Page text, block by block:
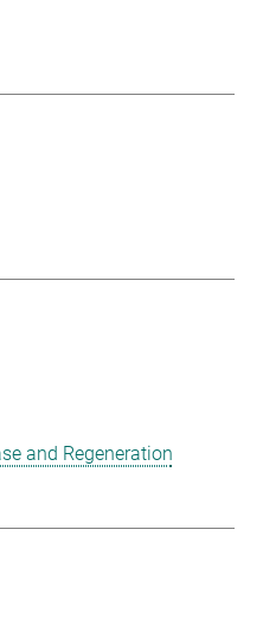
and Regeneration